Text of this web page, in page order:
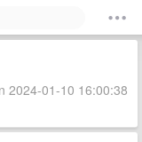
2024-01-10 16:00:38